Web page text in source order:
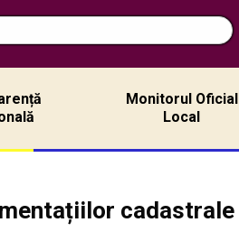
Monitorul Oficial
Local
cadastrale